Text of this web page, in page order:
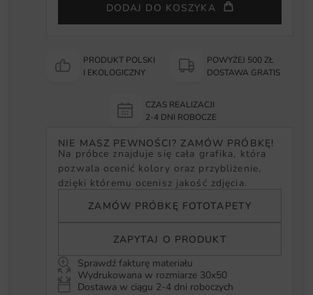
DODAJ DO KOSZYKA
PRODUKT POLSKI
I EKOLOGICZNY
POWYŻEJ 500 ZŁ
DOSTAWA GRATIS
CZAS REALIZACJI
2-4 DNI ROBOCZE
NIE MASZ PEWNOŚCI? ZAMÓW PRÓBKĘ!
Na próbce znajduje się cała grafika, która
pozwala ocenić kolory oraz przybliżenie,
dzięki któremu ocenisz jakość zdjęcia.
ZAMÓW PRÓBKĘ FOTOTAPETY
ZAPYTAJ O PRODUKT
Sprawdź fakturę materiału
Wydrukowana w rozmiarze 30x50
Dostawa w ciągu 2-4 dni roboczych